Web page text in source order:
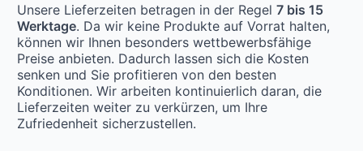
Unsere Lieferzeiten betragen in der Regel 7 bis 15
Werktage. Da wir keine Produkte auf Vorrat halten,
können wir Ihnen besonders wettbewerbsfähige
Preise anbieten. Dadurch lassen sich die Kosten
senken und Sie profitieren von den besten
Konditionen. Wir arbeiten kontinuierlich daran, die
Lieferzeiten weiter zu verkürzen, um Ihre
Zufriedenheit sicherzustellen.